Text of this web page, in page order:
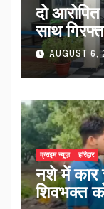
दो
साथ
AUGUST 6,
क्राइम न्यूज़ हरिद्वार
नशे में कार
शिवभक्त